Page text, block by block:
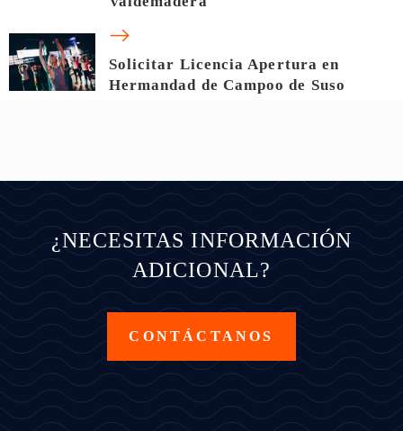
Solicitar Licencia Apertura en
Hermandad de Campoo de Suso
¿NECESITAS INFORMACIÓN
ADICIONAL?
CONTÁCTANOS